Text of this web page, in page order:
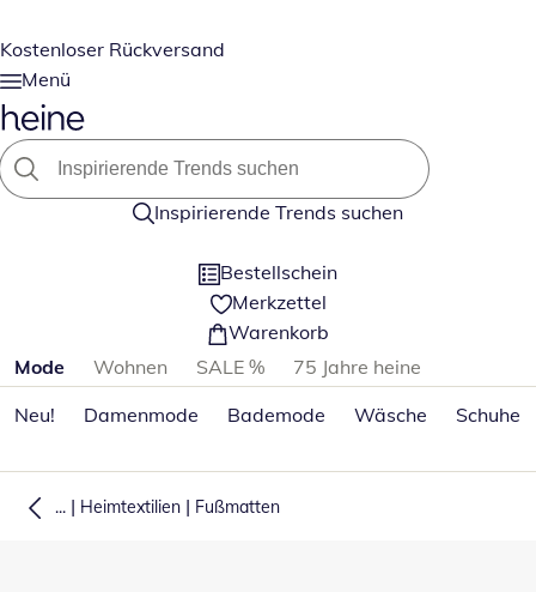
Kostenloser Rückversand
Menü
Inspirierende Trends suchen
Bestellschein
Merkzettel
Warenkorb
Produktkategorien überspringen
Mode Wohnen SALE %
75 Jahre heine
Neu!
Damenmode Bademode Wäsche Schuhe
... | Heimtextilien | Fußmatten